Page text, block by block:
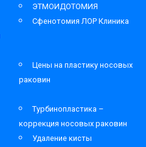
ЭТМОИДОТОМИЯ
Сфенотомия ЛОР Клиника
Цены на пластику носовых
раковин
Турбинопластика –
коррекция носовых раковин
Удаление кисты